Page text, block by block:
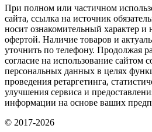
При полном или частичном
сайта, ссылка на источник
носит ознакомительный характер и
офертой. Наличие товаров и
уточнить по телефону. Продолжая
согласие на использование сайтом
персональных данных в целях
проведения ретаргетинга,
улучшения сервиса и
информации на основе ваших
© 2017-2026